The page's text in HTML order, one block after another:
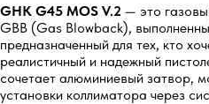
GHK G45 MOS V.2 — это
GBB (Gas Blowback),
предназначенный для тех, кто
реалистичный и надежный
сочетает алюминиевый затвор,
установки коллиматора через